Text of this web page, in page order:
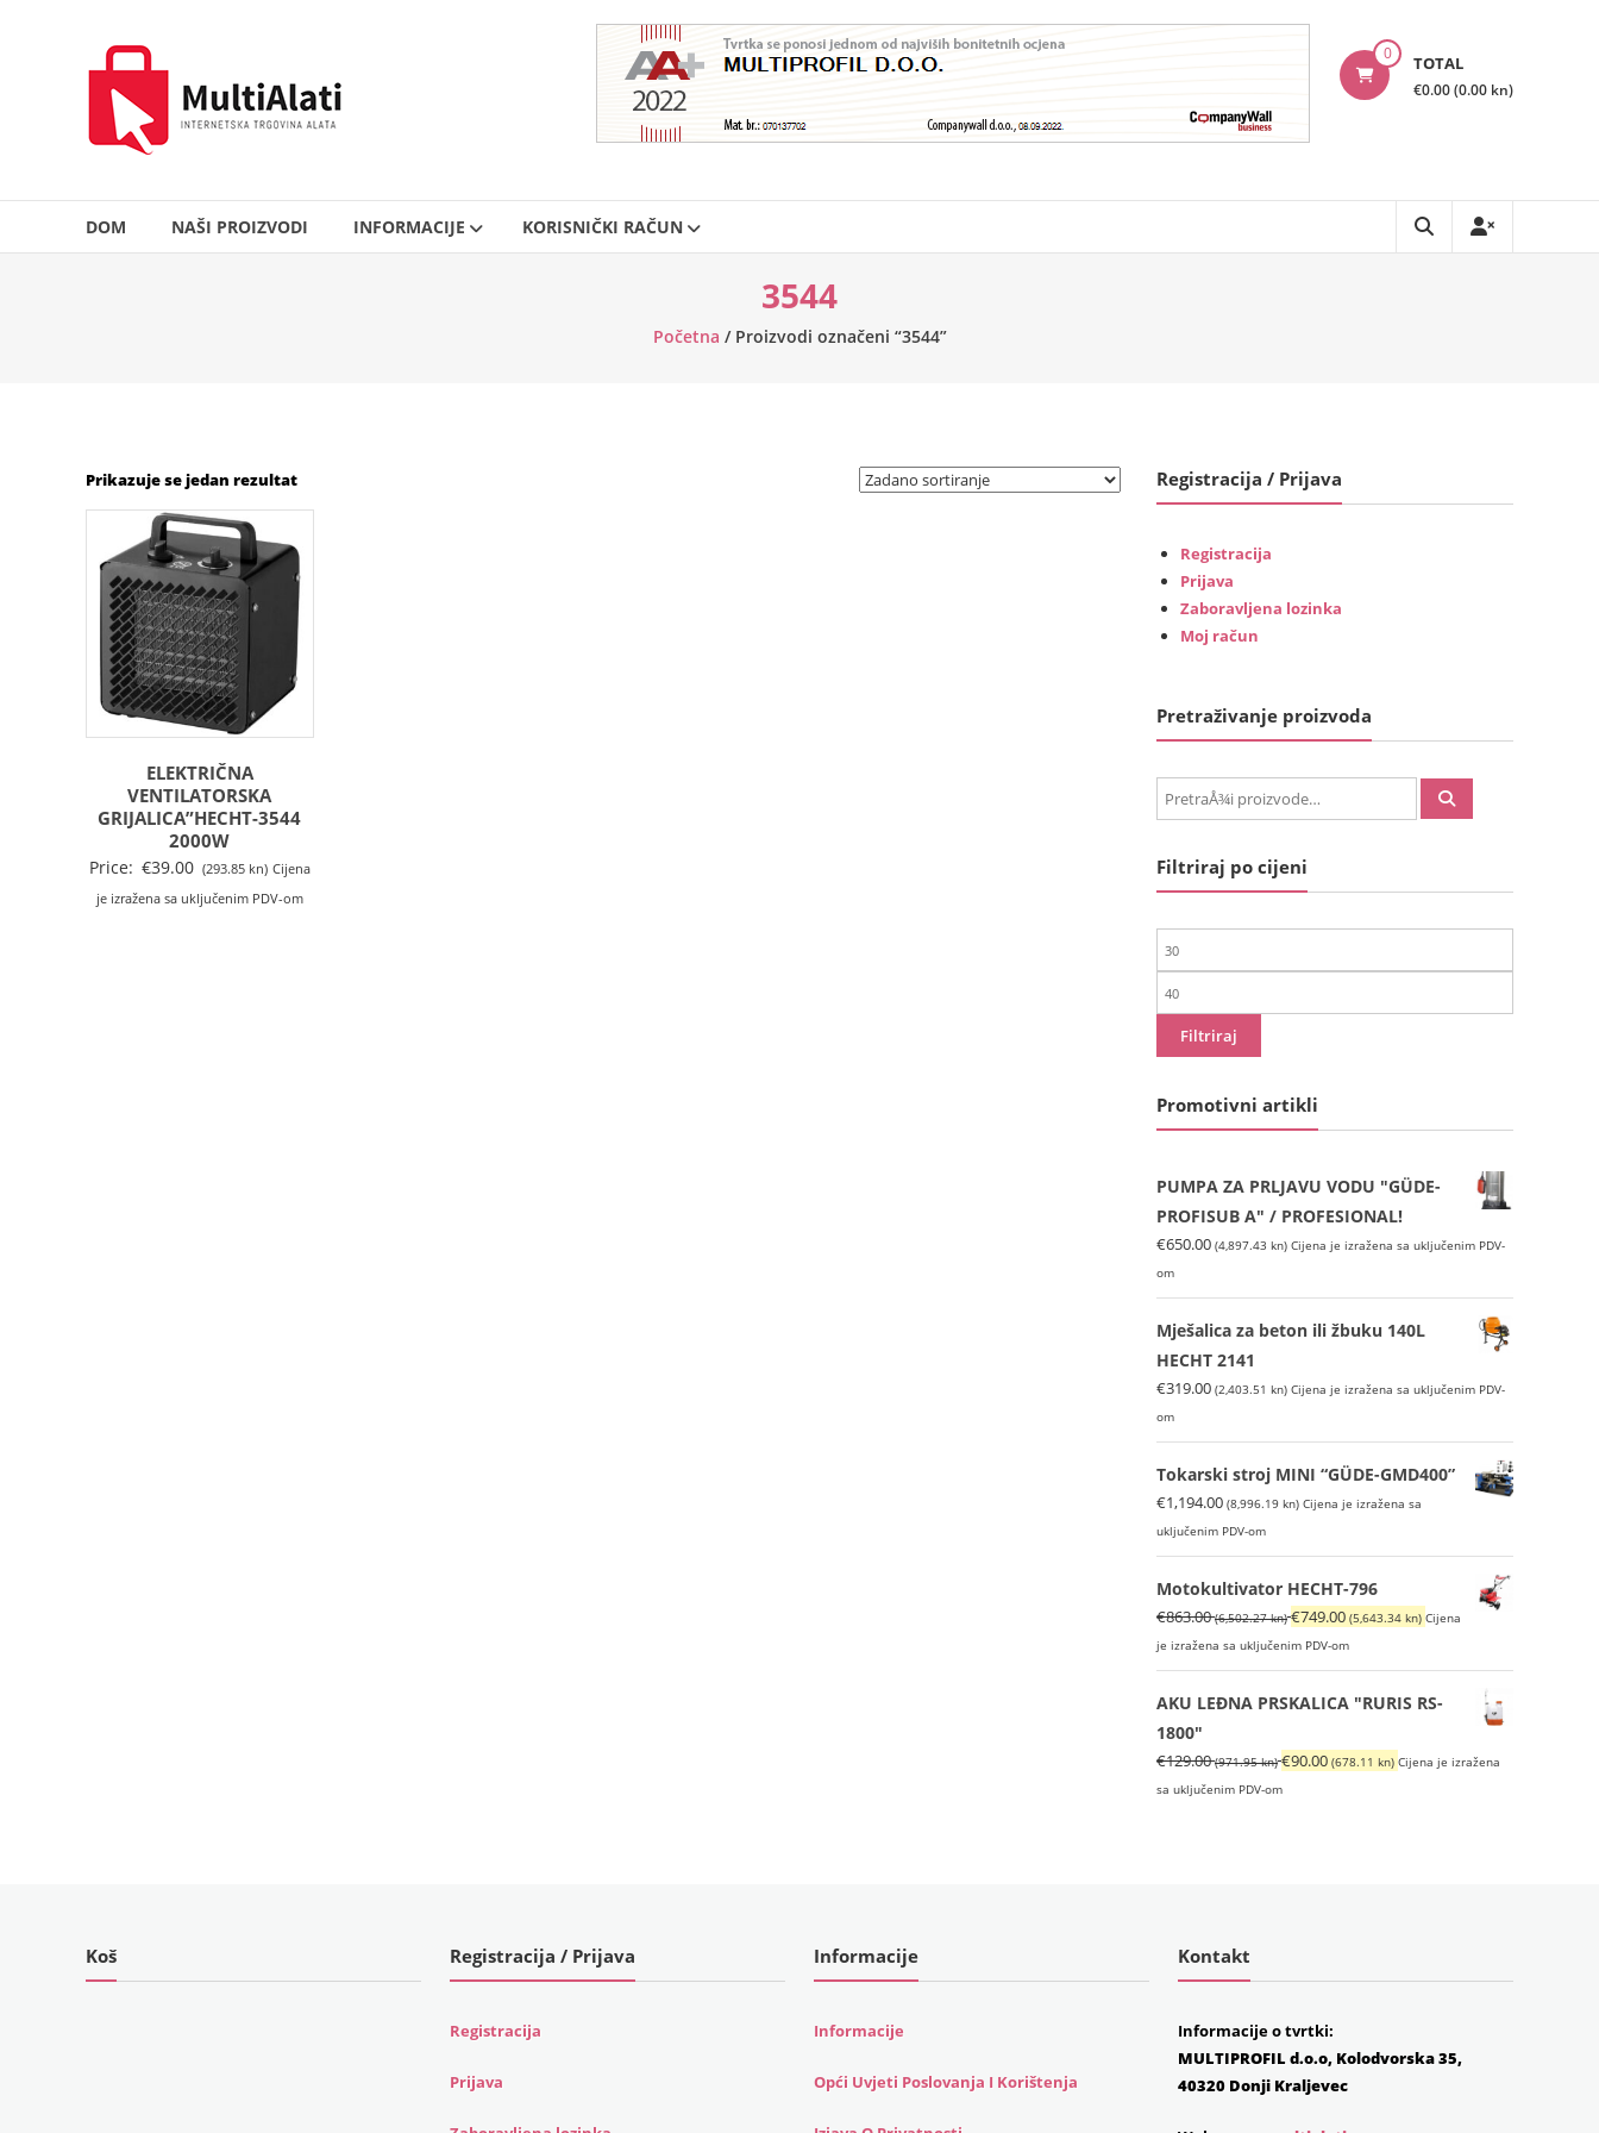
MultiAlati
Internetska
trgovina
alata
0 TOTAL
€0.00 (0.00 kn)
DOM NAŠI PROIZVODI INFORMACIJE KORISNIČKI RAČUN
3544
Početna / Proizvodi označeni “3544”
Prikazuje se jedan rezultat
ELEKTRIČNA
VENTILATORSKA
GRIJALICA”HECHT-3544
2000W
Price: €39.00 (293.85 kn) Cijena
je izražena sa uključenim PDV-om
Registracija / Prijava
Registracija
Prijava
Zaboravljena lozinka
Moj račun
Pretraživanje proizvoda
PretraÅ¾i:
Filtriraj po cijeni
Min
cijena
Maks
cijena
Filtriraj
Promotivni artikli
PUMPA ZA PRLJAVU VODU "GÜDE-
PROFISUB A" / PROFESIONAL!
€650.00 (4,897.43 kn) Cijena je izražena sa uključenim PDV-
om
Mješalica za beton ili žbuku 140L
HECHT 2141
€319.00 (2,403.51 kn) Cijena je izražena sa uključenim PDV-
om
Tokarski stroj MINI “GÜDE-GMD400”
€1,194.00 (8,996.19 kn) Cijena je izražena sa
uključenim PDV-om
Motokultivator HECHT-796
€863.00 (6,502.27 kn)Izvorna
cijena
bila
je:
(6,502.27
€749.00 (5,643.34 kn) Trenutna
je:
€749.00
(5,643.34
Cijena
je izražena sa uključenim PDV-om
AKU LEĐNA PRSKALICA "RURIS RS-
1800"
€129.00 (971.95 kn)Izvorna
cijena
€90.00 (678.11 kn) Trenutna
Cijena je izražena
sa uključenim PDV-om
Koš Registracija / Prijava
Registracija
Prijava
Informacije
Informacije
Opći Uvjeti Poslovanja I Korištenja
Kontakt
Informacije o tvrtki:
MULTIPROFIL d.o.o, Kolodvorska 35,
40320 Donji Kraljevec